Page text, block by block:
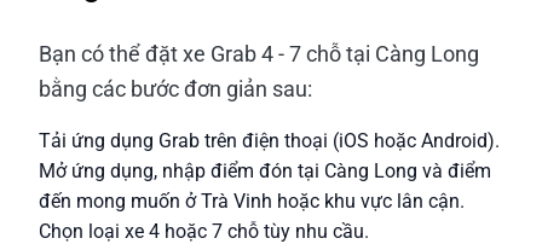
Bạn có thể đặt xe Grab 4 - 7 chỗ tại Càng Long
bằng các bước đơn giản sau:
Tải ứng dụng Grab trên điện thoại (iOS hoặc Android).
Mở ứng dụng, nhập điểm đón tại Càng Long và điểm
đến mong muốn ở Trà Vinh hoặc khu vực lân cận.
Chọn loại xe 4 hoặc 7 chỗ tùy nhu cầu.